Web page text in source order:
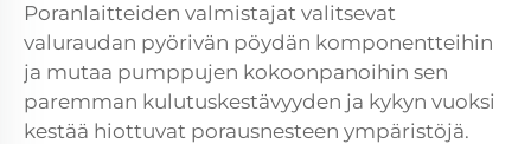
Poranlaitteiden valmistajat valitsevat
valuraudan pyörivän pöydän komponentteihin
ja mutaa pumppujen kokoonpanoihin sen
paremman kulutuskestävyyden ja kykyn vuoksi
kestää hiottuvat porausnesteen ympäristöjä.